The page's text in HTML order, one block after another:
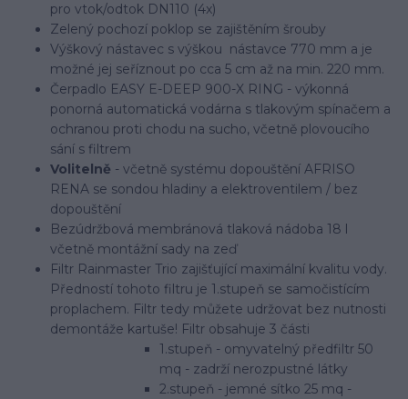
pro vtok/odtok DN110 (4x)
Zelený pochozí poklop se zajištěním šrouby
Výškový nástavec s výškou nástavce 770 mm a je
možné jej seříznout po cca 5 cm až na min. 220 mm.
Čerpadlo EASY E-DEEP 900-X RING - výkonná
ponorná automatická vodárna s tlakovým spínačem a
ochranou proti chodu na sucho, včetně plovoucího
sání s filtrem
Volitelně - včetně systému dopouštění AFRISO
RENA se sondou hladiny a elektroventilem / bez
dopouštění
Bezúdržbová membránová tlaková nádoba 18 l
včetně montážní sady na zeď
Filtr Rainmaster Trio zajišťující maximální kvalitu vody.
Předností tohoto filtru je 1.stupeň se samočistícím
proplachem. Filtr tedy můžete udržovat bez nutnosti
demontáže kartuše! Filtr obsahuje 3 části
1.stupeň - omyvatelný předfiltr 50
mq - zadrží nerozpustné látky
2.stupeň - jemné sítko 25 mq -